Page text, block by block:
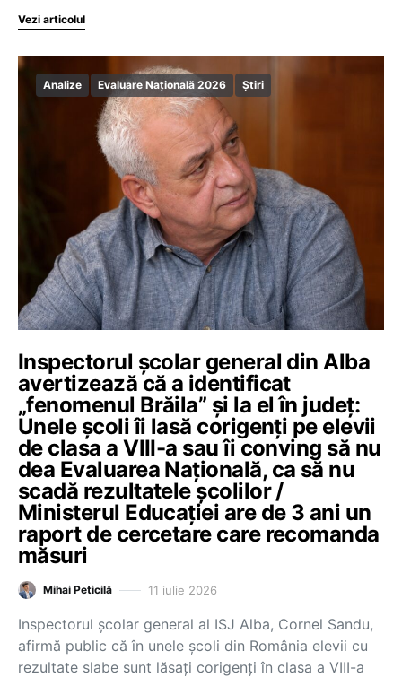
Vezi articolul
Analize Evaluare Națională 2026 Știri
Inspectorul școlar general din Alba
avertizează că a identificat
„fenomenul Brăila” și la el în județ:
Unele școli îi lasă corigenți pe elevii
de clasa a VIII-a sau îi conving să nu
dea Evaluarea Națională, ca să nu
scadă rezultatele școlilor /
Ministerul Educației are de 3 ani un
raport de cercetare care recomanda
măsuri
Mihai Peticilă 11 iulie 2026
Inspectorul școlar general al ISJ Alba, Cornel Sandu,
afirmă public că în unele școli din România elevii cu
rezultate slabe sunt lăsați corigenți în clasa a VIII-a